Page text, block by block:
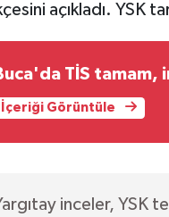
açıkladı. YSK
TİS tamam,
İçeriği Görüntüle
inceler, YSK